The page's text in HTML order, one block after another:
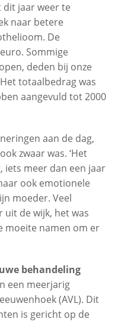
jaar weer te
naar betere
De
Sommige
deden bij onze
totaalbedrag was
aangevuld tot 2000
aan de dag,
zwaar was. ‘Het
iets meer dan een jaar
ook emotionele
moeder. Veel
uit de wijk, het was
moeite namen om er
behandeling
een meerjarig
(AVL). Dit
is gericht op de